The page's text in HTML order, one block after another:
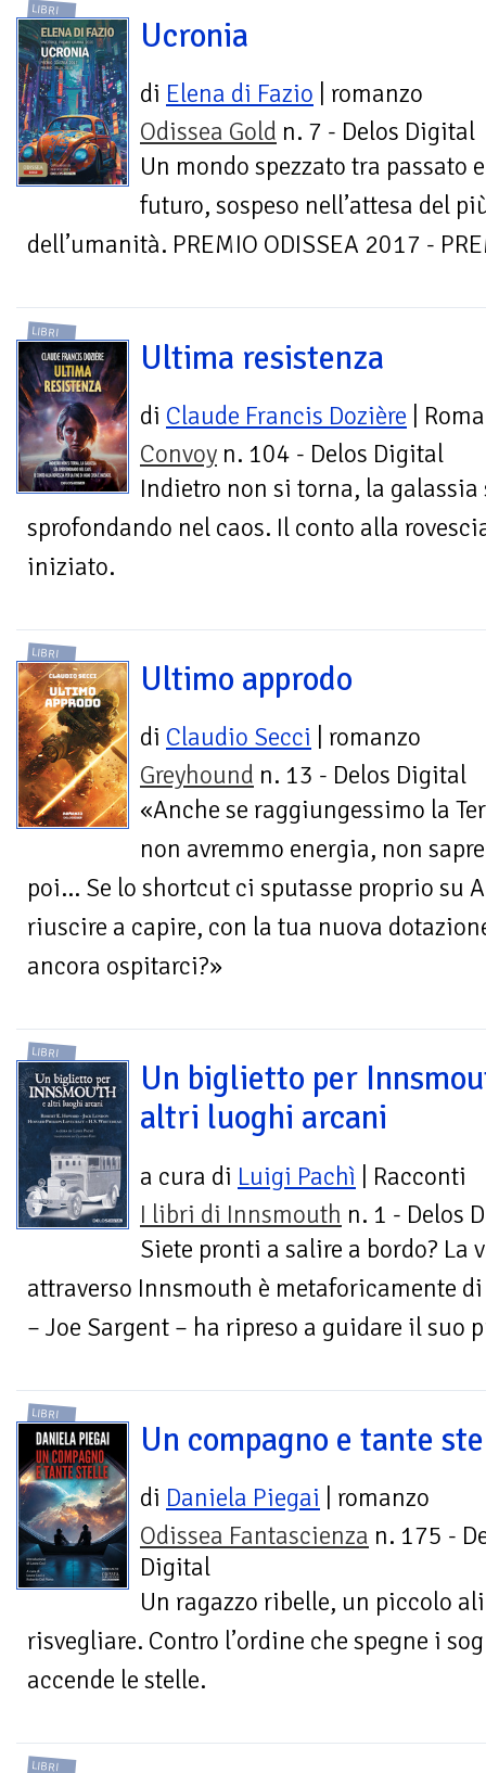
LIBRI
Ucronia
di Elena di Fazio | romanzo
Odissea Gold n. 7 - Delos Digital
Un mondo spezzato tra passato e
futuro, sospeso nell’attesa del
dell’umanità. PREMIO ODISSEA 2017 -
LIBRI
Ultima resistenza
di Claude Francis Dozière |
Convoy n. 104 - Delos Digital
Indietro non si torna, la galassia
sprofondando nel caos. Il conto alla
iniziato.
LIBRI
Ultimo approdo
di Claudio Secci | romanzo
Greyhound n. 13 - Delos Digital
«Anche se raggiungessimo la
non avremmo energia, non
poi… Se lo shortcut ci sputasse proprio su
riuscire a capire, con la tua nuova
ancora ospitarci?»
LIBRI
Un biglietto per
altri luoghi arcani
a cura di Luigi Pachì | Racconti
I libri di Innsmouth n. 1 - Delos
Siete pronti a salire a bordo? La
attraverso Innsmouth è metaforicamente
– Joe Sargent – ha ripreso a guidare il suo
LIBRI
Un compagno e tante
di Daniela Piegai | romanzo
Odissea Fantascienza n. 175 -
Digital
Un ragazzo ribelle, un piccolo
risvegliare. Contro l’ordine che spegne i
accende le stelle.
LIBRI